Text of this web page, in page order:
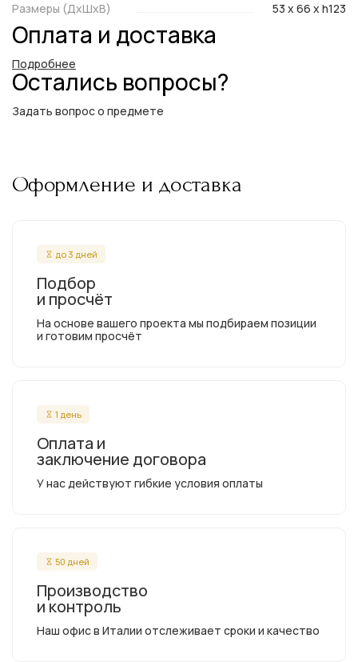
Размеры (ДxШxВ)
53 x 66 x h123
Оплата и доставка
Подробнее
Остались вопросы?
Задать вопрос о предмете
Оформление и доставка
до 3 дней
Подбор
и просчёт
На основе вашего проекта мы подбираем позиции
и готовим просчёт
1 день
Оплата и
заключение договора
У нас действуют гибкие условия оплаты
50 дней
Производство
и контроль
Наш офис в Италии отслеживает сроки и качество